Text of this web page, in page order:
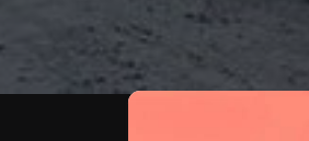
Te puede